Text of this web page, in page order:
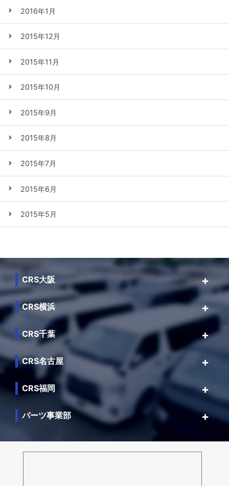
2016年1月
2015年12月
2015年11月
2015年10月
2015年9月
2015年8月
2015年7月
2015年6月
2015年5月
CRS大阪
CRS横浜
CRS千葉
CRS名古屋
CRS福岡
パーツ事業部